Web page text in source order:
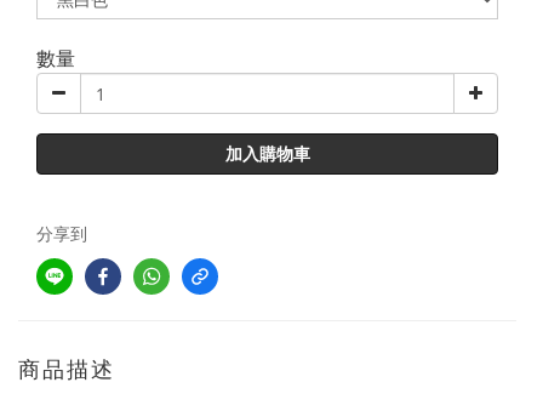
數量
加入購物車
分享到
商品描述